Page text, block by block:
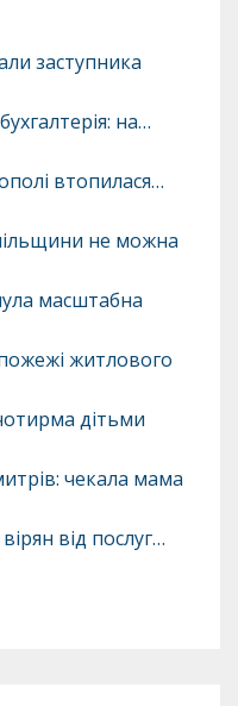
заступника
на…
втопилася…
не можна
масштабна
житлового
дітьми
чекала мама
від послуг…